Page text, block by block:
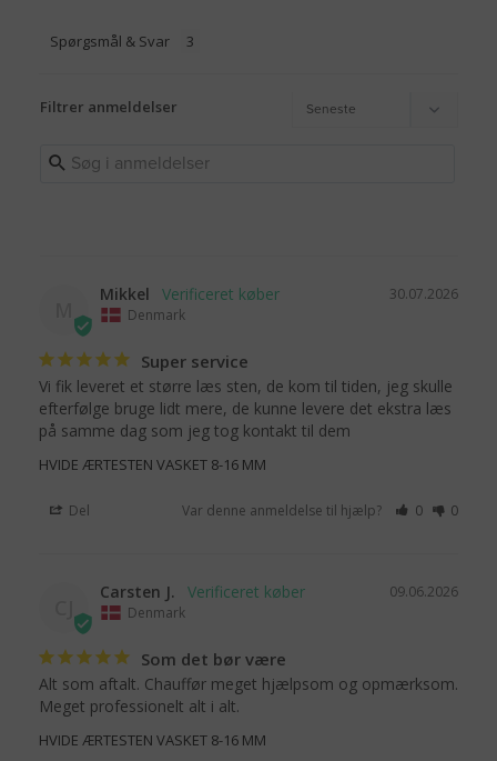
Spørgsmål & Svar
Filtrer anmeldelser
30.07.2026
Mikkel
Denmark
Super service
Vi fik leveret et større læs sten, de kom til tiden, jeg skulle
efterfølge bruge lidt mere, de kunne levere det ekstra læs
på samme dag som jeg tog kontakt til dem
HVIDE ÆRTESTEN VASKET 8-16 MM
Del Var denne anmeldelse til hjælp? 0 0
09.06.2026
Carsten J.
Denmark
Som det bør være
Alt som aftalt. Chauffør meget hjælpsom og opmærksom.
Meget professionelt alt i alt.
HVIDE ÆRTESTEN VASKET 8-16 MM